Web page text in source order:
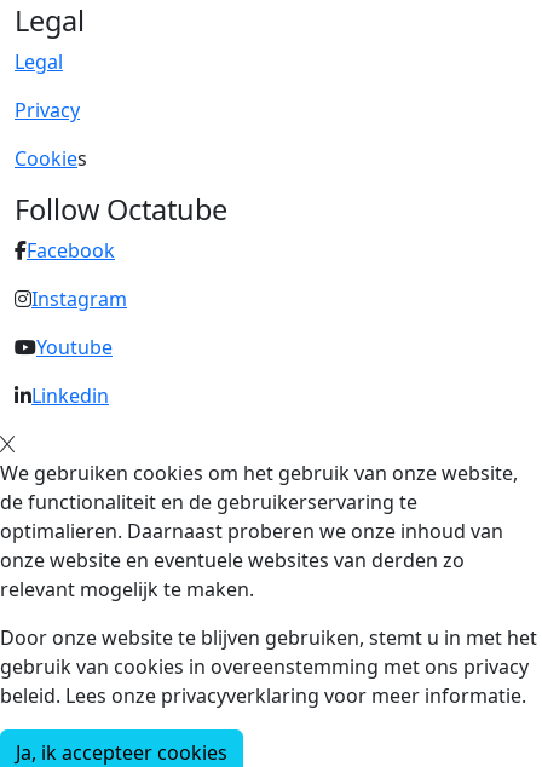
Legal
Legal
Privacy
Cookies
Follow Octatube
Facebook
Instagram
Youtube
Linkedin
We gebruiken cookies om het gebruik van onze website,
de functionaliteit en de gebruikerservaring te
optimalieren. Daarnaast proberen we onze inhoud van
onze website en eventuele websites van derden zo
relevant mogelijk te maken.
Door onze website te blijven gebruiken, stemt u in met het
gebruik van cookies in overeenstemming met ons privacy
beleid. Lees onze privacyverklaring voor meer informatie.
Ja, ik accepteer cookies